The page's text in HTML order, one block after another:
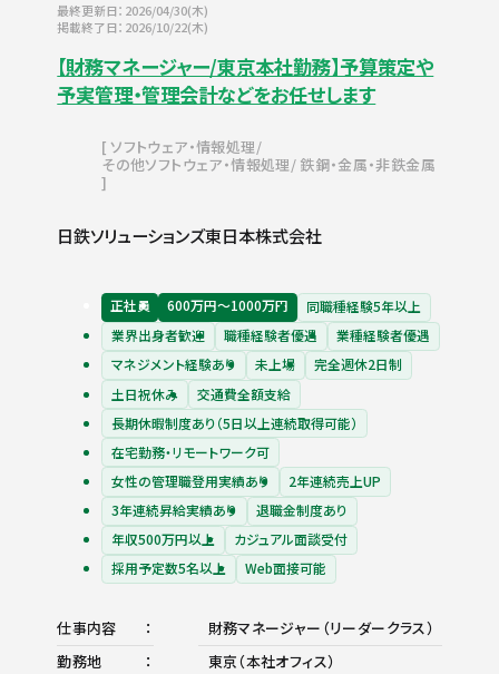
最終更新日：2026/04/30(木)
掲載終了日：2026/10/22(木)
【財務マネージャー/東京本社勤務】予算策定や
予実管理・管理会計などをお任せします
ソフトウェア・情報処理
その他ソフトウェア・情報処理 鉄鋼・金属・非鉄金属
日鉄ソリューションズ東日本株式会社
正社員 600万円〜1000万円
同職種経験5年以上
業界出身者歓迎
職種経験者優遇
業種経験者優遇
マネジメント経験あり
未上場
完全週休2日制
土日祝休み
交通費全額支給
長期休暇制度あり（5日以上連続取得可能）
在宅勤務・リモートワーク可
女性の管理職登用実績あり
2年連続売上UP
3年連続昇給実績あり
退職金制度あり
年収500万円以上
カジュアル面談受付
採用予定数5名以上
Web面接可能
仕事内容
財務マネージャー（リーダークラス）
勤務地
東京（本社オフィス）